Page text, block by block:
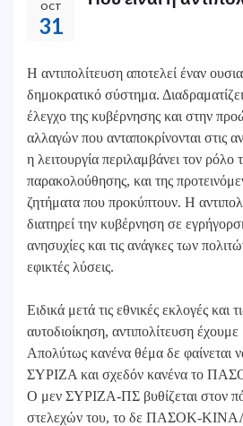
OCT
31
Η αντιπολίτευση αποτελεί έναν
δημοκρατικό σύστημα.
έλεγχο της κυβέρνησης και στην
αλλαγών που ανταποκρίνονται στις
η λειτουργία περιλαμβάνει τον ρόλο
παρακολούθησης, και της
ζητήματα που προκύπτουν. Η
διατηρεί την κυβέρνηση σε
ανησυχίες και τις ανάγκες των
εφικτές λύσεις.
Ειδικά μετά τις εθνικές εκλογές και
αυτοδιοίκηση, αντιπολίτευση
Απολύτως κανένα θέμα δε φαίνεται
ΣΥΡΙΖΑ και σχεδόν κανένα το
Ο μεν ΣΥΡΙΖΑ-ΠΣ βυθίζεται στον
στελεχών του, το δε ΠΑΣΟΚ-ΚΙΝΑΛ